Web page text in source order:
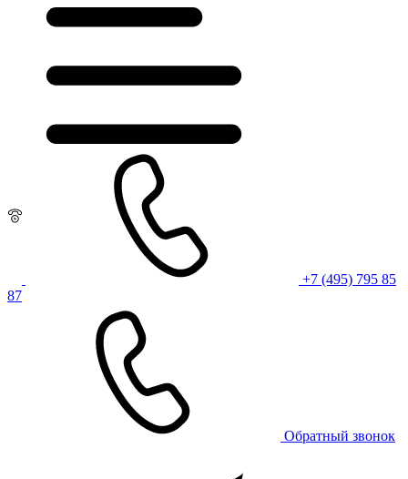
+7 (495) 795 85
87
Обратный звонок